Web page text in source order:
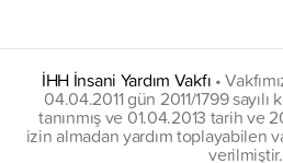
İHH İnsani Yardım Vakfı •
04.04.2011 gün 2011/1799
tanınmış ve 01.04.2013 tarih ve
izin almadan yardım toplayabilen
verilmiştir.